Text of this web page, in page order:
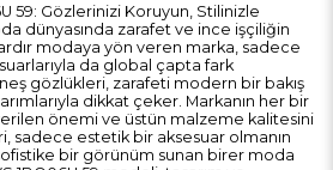
59: Gözlerinizi Koruyun, Stilinizle
dünyasında zarafet ve ince işçiliğin
modaya yön veren marka, sadece
da global çapta fark
gözlükleri, zarafeti modern bir bakış
dikkat çeker. Markanın her bir
önemi ve üstün malzeme kalitesini
sadece estetik bir aksesuar olmanın
bir görünüm sunan birer moda